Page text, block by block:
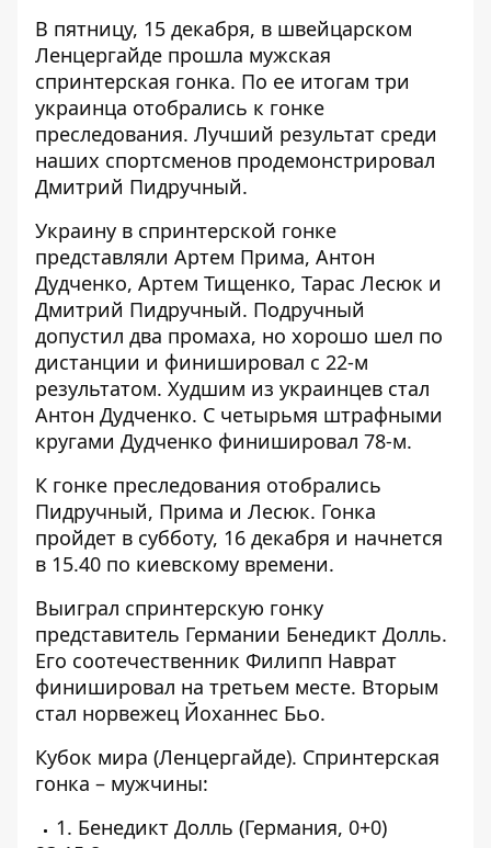
В пятницу, 15 декабря, в швейцарском
Ленцергайде прошла мужская
спринтерская гонка. По ее итогам три
украинца отобрались к гонке
преследования. Лучший результат среди
наших спортсменов продемонстрировал
Дмитрий Пидручный.
Украину в спринтерской гонке
представляли Артем Прима, Антон
Дудченко, Артем Тищенко, Тарас Лесюк и
Дмитрий Пидручный. Подручный
допустил два промаха, но хорошо шел по
дистанции и финишировал с 22-м
результатом. Худшим из украинцев стал
Антон Дудченко. С четырьмя штрафными
кругами Дудченко финишировал 78-м.
К гонке преследования отобрались
Пидручный, Прима и Лесюк. Гонка
пройдет в субботу, 16 декабря и начнется
в 15.40 по киевскому времени.
Выиграл спринтерскую гонку
представитель Германии Бенедикт Долль.
Его соотечественник Филипп Наврат
финишировал на третьем месте. Вторым
стал норвежец Йоханнес Бьо.
Кубок мира (Ленцергайде). Спринтерская
гонка – мужчины:
1. Бенедикт Долль (Германия, 0+0)